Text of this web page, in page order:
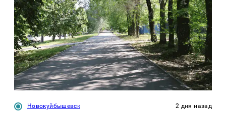
Новокуйбышевск 2 дня назад